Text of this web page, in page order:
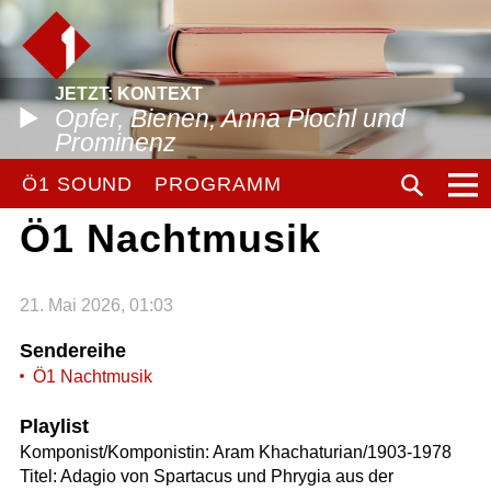
JETZT: KONTEXT
Opfer, Bienen, Anna Plochl und
Prominenz
Ö1 SOUND PROGRAMM
Ö1 Nachtmusik
21. Mai 2026, 01:03
Sendereihe
Ö1 Nachtmusik
Playlist
Komponist/Komponistin: Aram Khachaturian/1903-1978
Titel: Adagio von Spartacus und Phrygia aus der